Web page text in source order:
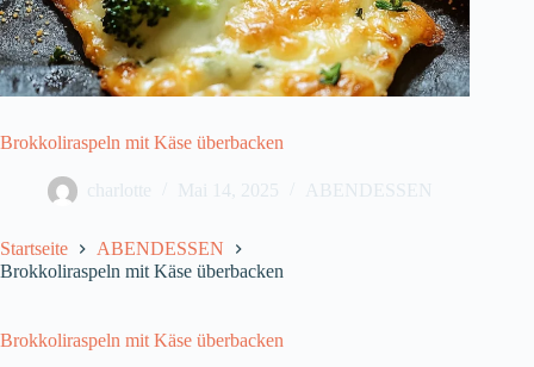
Brokkoliraspeln mit Käse überbacken
charlotte Mai 14, 2025 ABENDESSEN
Startseite
ABENDESSEN
Brokkoliraspeln mit Käse überbacken
Brokkoliraspeln mit Käse überbacken